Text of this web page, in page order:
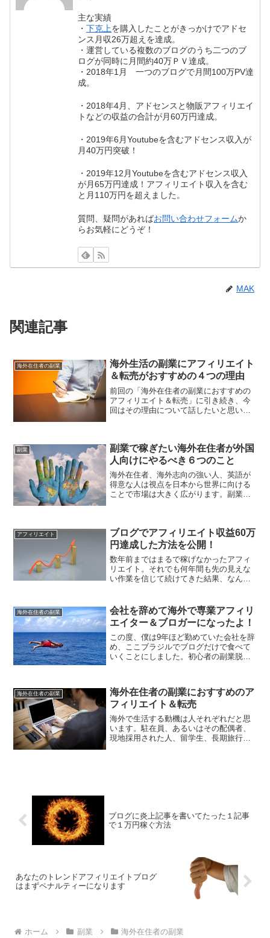
主な実績
・下克上を購入したことがきっかけでアドセ
ンス月収26万超えを達成。
・運営している複数のブログのうち二つのブ
ログが同時に月間約40万ＰＶ達成。
・2018年1月 一つのブログで月間100万PV達
成。
・2018年4月、アドセンスと物販アフィリエイ
トなどの収益の合計が月60万円達成。
・2019年6月Youtubeを含むアドセンス収入が
月40万円突破！
・2019年12月Youtubeを含むアドセンス収入
が月65万円達成！アフィリエイト収入を含む
と月110万円を超えました。
質問、疑問があればお問い合わせフォームか
らお気軽にどうぞ！
MAK
関連記事
海外在住者の副業
海外生活の副業にアフィリエイト
＆転売がおすすめの４つの理由
前回の「海外在住者の副業におすすめの
アフィリエイト＆転売」に引き続き、今
回はその理由について話したいと思いま
副業
副業で稼ぎたい海外在住者が外国
人向けにやるべき６つのこと
海外在住者、海外志向の強い人、英語が
得意な人は視点を日本から世界に向ける
ことで市場は大きく広がります。副業で
るサービスを紹介します。
アフィリエイト
ブログでアフィリエイト収益60万
円達成した方法を公開！
数年前まではまるで稼げなかったアフィ
リエイト。それでも何年間も先の見えな
い作業を信じて続けてきた結果、なんと
件や実際にこれだけ稼ぐためにやってき
たことなどを紹介したい...
海外在住者の副業
会社を辞めて海外で専業アフィリ
エイター＆ブロガーになったよ！
この度、僕は9年ほど勤めていた会社を辞
め、ここブラジルでブログだけで食べて
いくことにしました。初心者の副業脱出
出します。
海外在住者の副業
海外在住者の副業におすすめのア
フィリエイト＆転売
海外で生活する動機は人それぞれだと思
います。駐在員、あるいはその配偶者、
現地採用された人、留学生、長期旅行
ブログに炎上記事を書いてたった１記事
で１万円稼ぐ方法
あなたのトレンドアフィリエイトブログ
はまずペナルティーになります
ホーム 副業 海外在住者の副業